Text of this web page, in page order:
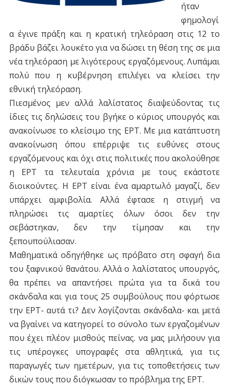
ήταν
φημολογί
α έγινε πράξη και η κρατική τηλεόραση στις 12 το
βράδυ βάζει λουκέτο για να δώσει τη θέση της σε μια
νέα τηλεόραση με λιγότερους εργαζόμενους. Λυπάμαι
πολύ που η κυβέρνηση επιλέγει να κλείσει την
εθνική τηλεόραση.
Πιεσμένος μεν αλλά λαλίστατος διαψεύδοντας τις
ίδιες τις δηλώσεις του βγήκε ο κύριος υπουργός και
ανακοίνωσε το κλείσιμο της ΕΡΤ. Με μια κατάπτυστη
ανακοίνωση όπου επέρριψε τις ευθύνες στους
εργαζόμενους και όχι στις πολιτικές που ακολούθησε
η ΕΡΤ τα τελευταία χρόνια με τους εκάστοτε
διοικούντες. Η ΕΡΤ είναι ένα αμαρτωλό μαγαζί, δεν
υπάρχει αμφιβολία. Αλλά έφτασε η στιγμή να
πληρώσει τις αμαρτίες όλων όσοι δεν την
σεβάστηκαν, δεν την τίμησαν και την
ξεπουπούλιασαν.
Μαθηματικά οδηγήθηκε ως πρόβατο στη σφαγή δια
του ξαφνικού θανάτου. Αλλά ο λαλίστατος υπουργός,
θα πρέπει να απαντήσει πρώτα για τα δικά του
σκάνδαλα και για τους 25 συμβούλους που φόρτωσε
την ΕΡΤ- αυτά τι? Δεν λογίζονται σκάνδαλα- και μετά
να βγαίνει να κατηγορεί το σύνολο των εργαζομένων
που έχει πλέον μισθούς πείνας. να μας μιλήσουν για
τις υπέρογκες υπογραφές στα αθλητικά, για τις
παραγωγές των ημετέρων, για τις τοποθετήσεις των
δικών τους που διόγκωσαν το πρόβλημα της ΕΡΤ.